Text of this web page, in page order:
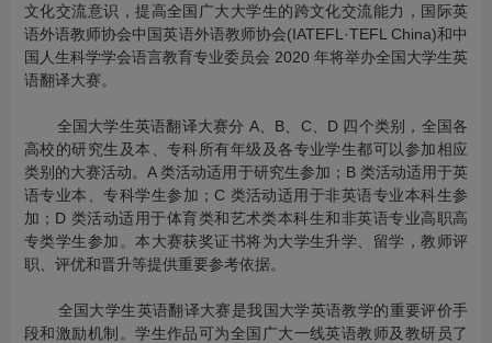
文化交流意识，提高全国广大大学生的跨文化交流能力，国际英
语外语教师协会中国英语外语教师协会(IATEFL·TEFL China)和中
国人生科学学会语言教育专业委员会 2020 年将举办全国大学生英
语翻译大赛。
全国大学生英语翻译大赛分 A、B、C、D 四个类别，全国各
高校的研究生及本、专科所有年级及各专业学生都可以参加相应
类别的大赛活动。A 类活动适用于研究生参加；B 类活动适用于英
语专业本、专科学生参加；C 类活动适用于非英语专业本科生参
加；D 类活动适用于体育类和艺术类本科生和非英语专业高职高
专类学生参加。本大赛获奖证书将为大学生升学、留学，教师评
职、评优和晋升等提供重要参考依据。
全国大学生英语翻译大赛是我国大学英语教学的重要评价手
段和激励机制。学生作品可为全国广大一线英语教师及教研员了